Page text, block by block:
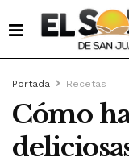
Portada Recetas
Cómo